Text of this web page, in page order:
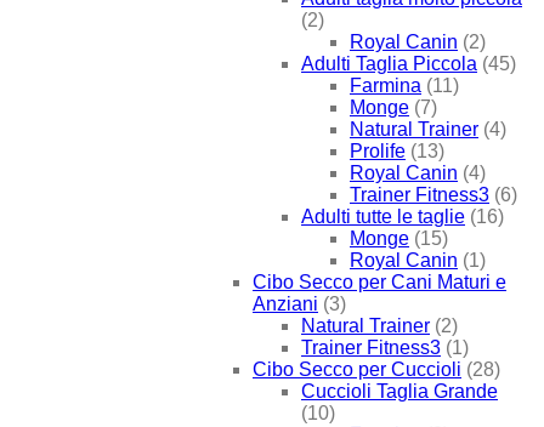
(2)
Royal Canin (2)
Adulti Taglia Piccola (45)
Farmina (11)
Monge (7)
Natural Trainer (4)
Prolife (13)
Royal Canin (4)
Trainer Fitness3 (6)
Adulti tutte le taglie (16)
Monge (15)
Royal Canin (1)
Cibo Secco per Cani Maturi e
Anziani (3)
Natural Trainer (2)
Trainer Fitness3 (1)
Cibo Secco per Cuccioli (28)
Cuccioli Taglia Grande
(10)